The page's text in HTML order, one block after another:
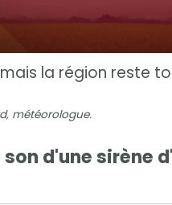
la région reste
météorologue.
Le son d'une